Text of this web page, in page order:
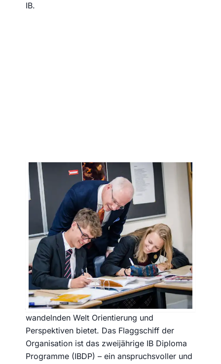
IB.
Das International Baccalaureate
Diploma an englischen Internaten:
Vorteile und Chancen
Ein zukunftsweisender Bildungsweg mit
globaler Anerkennung
Die International Baccalaureate Organisation
(IBO) wurde 1968 in Genf gegründet, mit dem
Ziel, ein Bildungsprogramm zu schaffen, das
jungen Menschen in einer sich stetig
wandelnden Welt Orientierung und
Perspektiven bietet. Das Flaggschiff der
Organisation ist das zweijährige IB Diploma
Programme (IBDP) – ein anspruchsvoller und